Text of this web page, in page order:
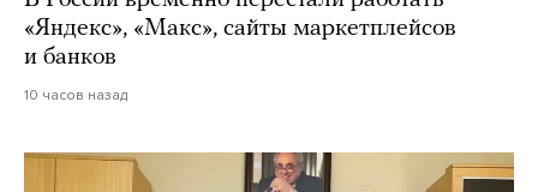
«Яндекс», «Макс», сайты маркетплейсов
и банков
10 часов назад